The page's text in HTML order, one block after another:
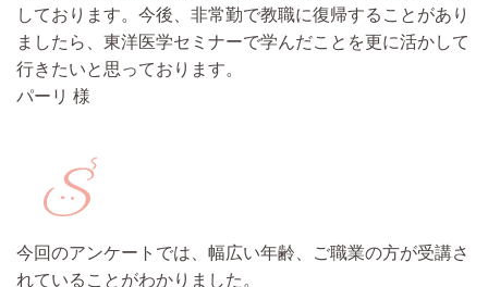
しております。今後、非常勤で教職に復帰することがあり
ましたら、東洋医学セミナーで学んだことを更に活かして
行きたいと思っております。
パーリ 様
今回のアンケートでは、幅広い年齢、ご職業の方が受講さ
れていることがわかりました。